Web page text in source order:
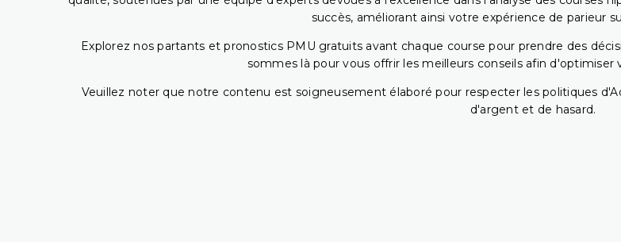
succès, améliorant ainsi votre expérience de parieur
Explorez nos partants et pronostics PMU gratuits avant chaque course pour prendre des
sommes là pour vous offrir les meilleurs conseils afin d'optimiser
Veuillez noter que notre contenu est soigneusement élaboré pour respecter les politiques
d'argent et de hasard.